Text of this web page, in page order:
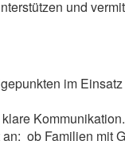
und
im
Kommunikation.
ob Familien mit